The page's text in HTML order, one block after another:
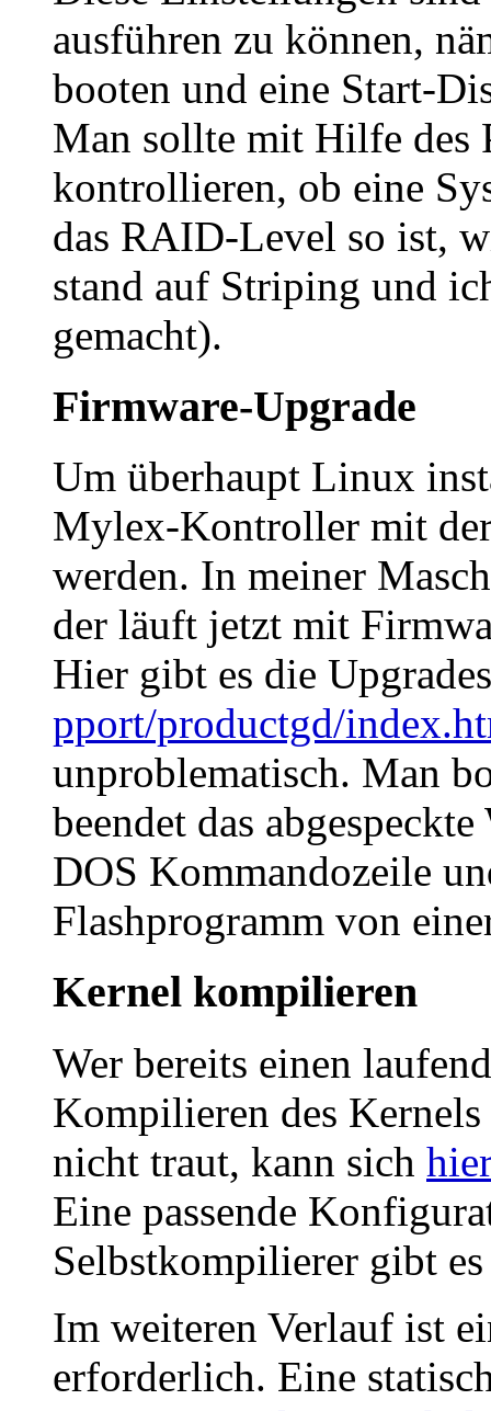
ausführen zu können,
booten und eine Start-
Man sollte mit Hilfe des
kontrollieren, ob eine
das RAID-Level so ist,
stand auf Striping und
gemacht).
Firmware-Upgrade
Um überhaupt Linux
Mylex-Kontroller mit
werden. In meiner
der läuft jetzt mit
Hier gibt es die
pport/productgd/
unproblematisch. Man
beendet das
DOS Kommandozeile
Flashprogramm von
Kernel kompilieren
Wer bereits einen
Kompilieren des
nicht traut, kann sich
Eine passende
Selbstkompilierer gibt
Im weiteren Verlauf ist
erforderlich. Eine